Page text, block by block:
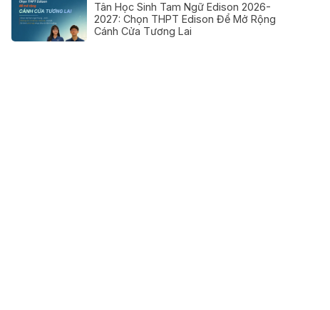
Tân Học Sinh Tam Ngữ Edison 2026-
2027: Chọn THPT Edison Để Mở Rộng
Cánh Cửa Tương Lai